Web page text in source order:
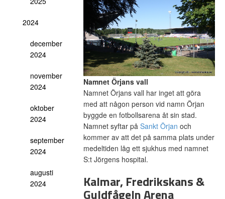
2024
december
2024
november
2024
oktober
2024
september
2024
augusti
2024
Namnet Örjans vall
Namnet Örjans vall har inget att göra
med att någon person vid namn Örjan
byggde en fotbollsarena åt sin stad.
Namnet syftar på Sankt Örjan och
kommer av att det på samma plats under
medeltiden låg ett sjukhus med namnet
S:t Jörgens hospital.
Kalmar, Fredrikskans &
Guldfågeln Arena